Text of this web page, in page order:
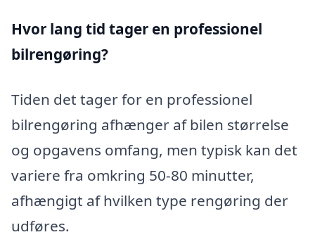
Hvor lang tid tager en professionel
bilrengøring?
Tiden det tager for en professionel
bilrengøring afhænger af bilen størrelse
og opgavens omfang, men typisk kan det
variere fra omkring 50-80 minutter,
afhængigt af hvilken type rengøring der
udføres.